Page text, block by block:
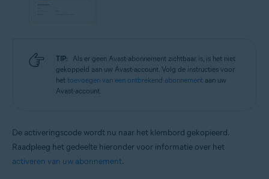
TIP: Als er geen Avast-abonnement zichtbaar is, is het niet
gekoppeld aan uw Avast-account. Volg de instructies voor
het toevoegen van een ontbrekend abonnement aan uw
Avast-account.
De activeringscode wordt nu naar het klembord gekopieerd.
Raadpleeg het gedeelte hieronder voor informatie over het
activeren van uw abonnement.